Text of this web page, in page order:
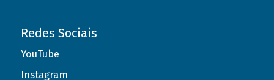
Redes Sociais
YouTube
Instagram